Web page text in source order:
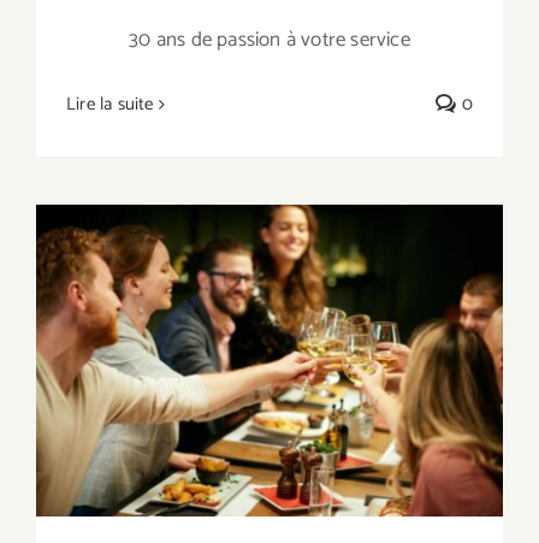
30 ans de passion à votre service
Lire la suite 0
Mariage – menu Halal